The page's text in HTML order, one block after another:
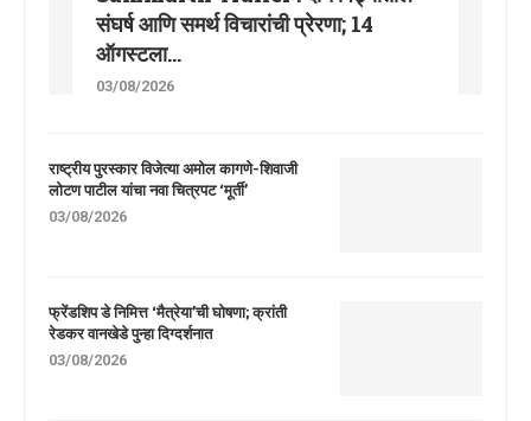
संघर्ष आणि समर्थ विचारांची प्रेरणा; 14
ऑगस्टला...
03/08/2026
राष्ट्रीय पुरस्कार विजेत्या अमोल कागणे-शिवाजी
लोटण पाटील यांचा नवा चित्रपट ‘मूर्ती’
03/08/2026
फ्रेंडशिप डे निमित्त ‘मैत्रेया’ची घोषणा; क्रांती
रेडकर वानखेडे पुन्हा दिग्दर्शनात
03/08/2026